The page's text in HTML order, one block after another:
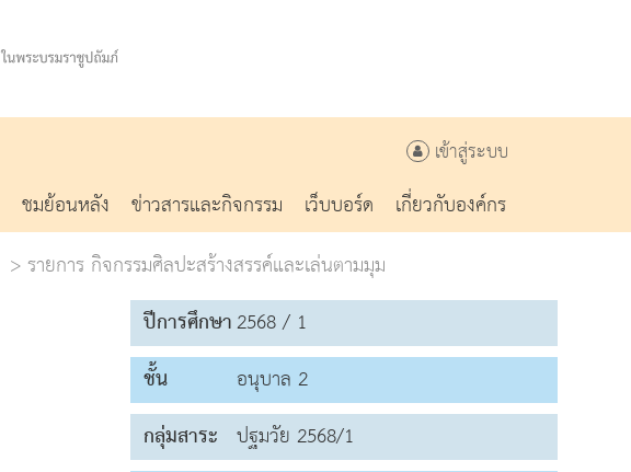
เข้าสู่ระบบ
ชมย้อนหลัง ข่าวสารและกิจกรรม เว็บบอร์ด
เกี่ยวกับองค์กร
รายการ กิจกรรมศิลปะสร้างสรรค์และเล่นตามมุม
ปีการศึกษา2568 / 1
ชั้น
อนุบาล 2
กลุ่มสาระ ปฐมวัย 2568/1